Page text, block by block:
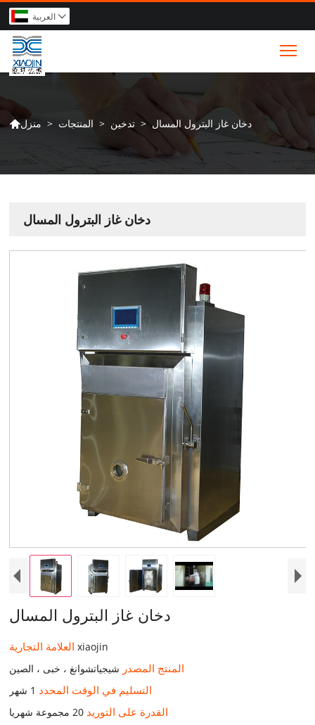
العربية 
منزل > المنتجات > تدخين > دخان غاز البترول المسال
دخان غاز البترول المسال
دخان غاز البترول المسال
العلامة التجاريةxiaojin
المنتج المصدر شيجياتشوانغ ، خبى ، الصين
التسليم في الوقت المحدد 1 شهر
القدرة على التوريد 20 مجموعة شهريا